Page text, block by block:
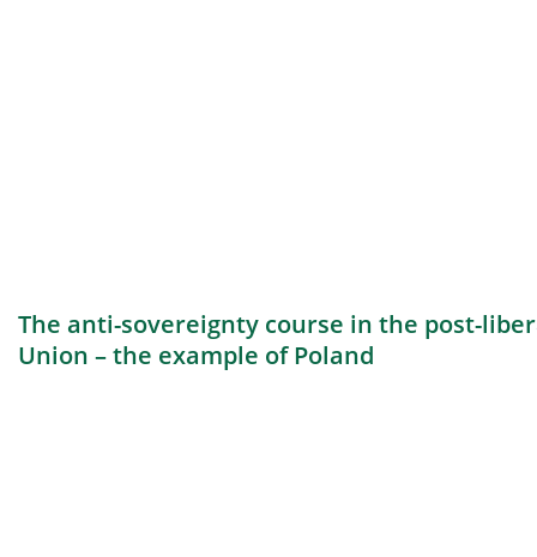
The anti-sovereignty course in the post-
Union – the example of Poland